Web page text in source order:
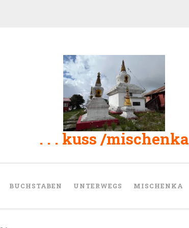
. . . kuss /mischenka
BUCHSTABEN UNTERWEGS MISCHENKA